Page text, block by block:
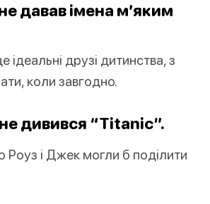
давав імена м’яким
ідеальні друзі дитинства, з
коли завгодно.
дивився “Titanic”.
і Джек могли б поділити